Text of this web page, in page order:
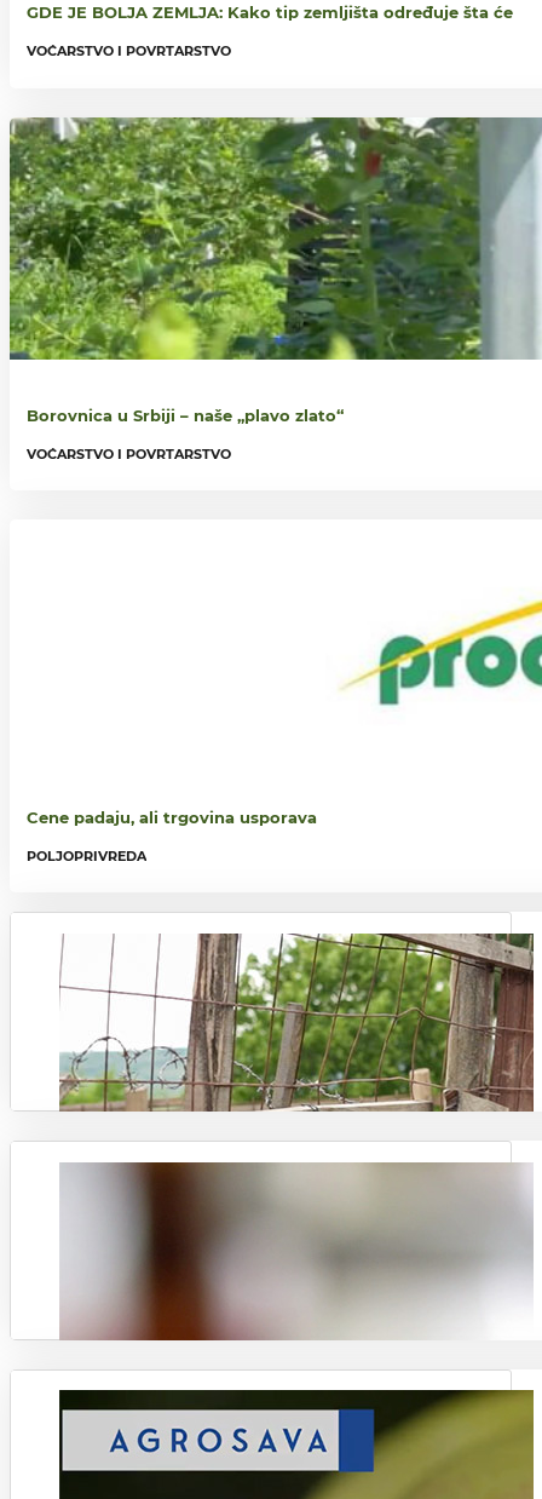
GDE JE BOLJA ZEMLJA: Kako tip zemljišta određuje šta će
VOĆARSTVO I POVRTARSTVO
Borovnica u Srbiji – naše ,,plavo zlato“
VOĆARSTVO I POVRTARSTVO
Cene padaju, ali trgovina usporava
POLJOPRIVREDA